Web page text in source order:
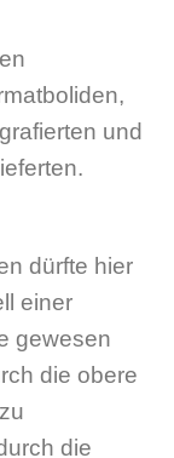
und
dürfte hier
einer
gewesen
die obere
die